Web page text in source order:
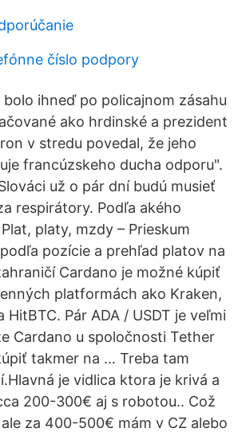
číslo podpory
ihneď po policajnom zásahu
ako hrdinské a prezident
v stredu povedal, že jeho
francúzskeho ducha odporu".
už o pár dní budú musieť
respirátory. Podľa akého
platy, mzdy – Prieskum
pozície a prehľad platov na
Cardano je možné kúpiť
platformách ako Kraken,
HitBTC. Pár ADA / USDT je veľmi
Cardano u spoločnosti Tether
takmer na … Treba tam
je vidlica ktora je krivá a
200-300€ aj s robotou.. Což
za 400-500€ mám v CZ alebo